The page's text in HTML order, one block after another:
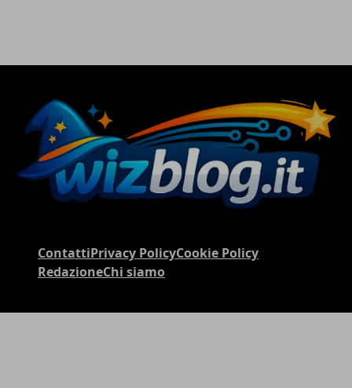
ContattiPrivacy PolicyCookie Policy
RedazioneChi siamo